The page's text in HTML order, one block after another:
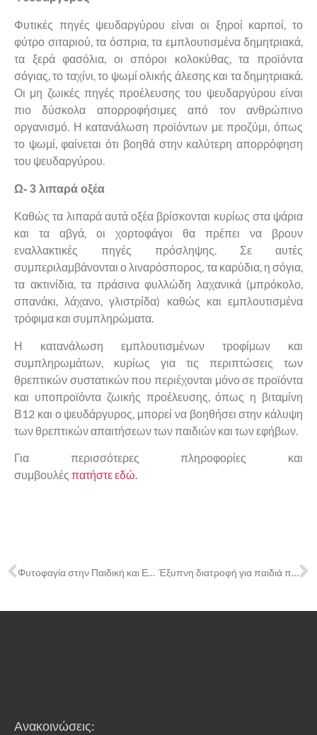
Φυτικές πηγές ψευδαργύρου είναι οι ξηροί καρποί, το
φύτρο σιταριού, τα όσπρια, τα εμπλουτισμένα δημητριακά,
τα ξερά φασόλια, οι σπόροι κολοκύθας, τα προϊόντα
σόγιας, το ταχίνι, το ψωμί ολικής άλεσης και τα δημητριακά.
Οι μη ζωικές πηγές προέλευσης του ψευδαργύρου είναι
πιο δύσκολα απορροφήσιμες από τον ανθρώπινο
οργανισμό. Η κατανάλωση προϊόντων με προζύμι, όπως
το ψωμί, φαίνεται ότι βοηθά στην καλύτερη απορρόφηση
του ψευδαργύρου.
Ω- 3 λιπαρά οξέα
Καθώς τα λιπαρά αυτά οξέα βρίσκονται κυρίως στα ψάρια
και τα αβγά, οι χορτοφάγοι θα πρέπει να βρουν
εναλλακτικές πηγές πρόσληψης. Σε αυτές
συμπεριλαμβάνονται ο λιναρόσπορος, τα καρύδια, η σόγια,
τα ακτινίδια, τα πράσινα φυλλώδη λαχανικά (μπρόκολο,
σπανάκι, λάχανο, γλιστρίδα) καθώς και εμπλουτισμένα
τρόφιμα και συμπληρώματα.
Η κατανάλωση εμπλουτισμένων τροφίμων και
συμπληρωμάτων, κυρίως για τις περιπτώσεις των
θρεπτικών συστατικών που περιέχονται μόνο σε προϊόντα
και υποπροϊόντα ζωικής προέλευσης, όπως η βιταμίνη
Β12 και ο ψευδάργυρος, μπορεί να βοηθήσει στην κάλυψη
των θρεπτικών απαιτήσεων των παιδιών και των εφήβων.
Για περισσότερες πληροφορίες και
συμβουλές πατήστε εδώ.
Φυτοφαγία στην Παιδική και Εφηβική Ηλικία! Έξυπνη διατροφή για παιδιά που νηστεύουν!
Ανακοινώσεις: